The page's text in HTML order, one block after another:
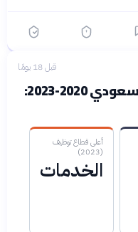
قبل 18 يومًا
التحولات في سوق العمل السعودي 2020-2023:
أعلى قطاع توظيف
(2023)
الخدمات